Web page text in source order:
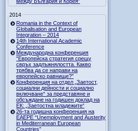
2014
Romania in the Context of
Globalisation and European
Integration – 2014
14th International Academic
Conference
Международна конференция
"Европейска стратегия срещу
свръх задлъжнялостта. Какво
трябва да се направи на
европейско равнище?"
Конференция на отдел „Заетост,
социални дейности и социално
включване“ за представяне и
обсъждане на годишен доклад на
ЕК: „Заетостна младежите“
26-та годишна конференция на
EAEPE “Unemployment and Austerity
in Mediterranean European
Countries”